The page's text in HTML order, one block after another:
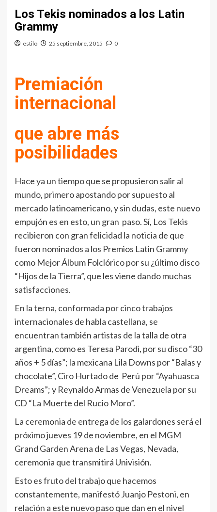
Los Tekis nominados a los Latin
Grammy
estilo 25 septiembre, 2015 0
Premiación
internacional
que abre más
posibilidades
Hace ya un tiempo que se propusieron salir al
mundo, primero apostando por supuesto al
mercado latinoamericano, y sin dudas, este nuevo
empujón es en esto, un gran paso. Sí, Los Tekis
recibieron con gran felicidad la noticia de que
fueron nominados a los Premios Latin Grammy
como Mejor Álbum Folclórico por su ¿último disco
“Hijos de la Tierra”, que les viene dando muchas
satisfacciones.
En la terna, conformada por cinco trabajos
internacionales de habla castellana, se
encuentran también artistas de la talla de otra
argentina, como es Teresa Parodi, por su disco “30
años + 5 días”; la mexicana Lila Downs por “Balas y
chocolate”, Ciro Hurtado de Perú por “Ayahuasca
Dreams”; y Reynaldo Armas de Venezuela por su
CD “La Muerte del Rucio Moro”.
La ceremonia de entrega de los galardones será el
próximo jueves 19 de noviembre, en el MGM
Grand Garden Arena de Las Vegas, Nevada,
ceremonia que transmitirá Univisión.
Esto es fruto del trabajo que hacemos
constantemente, manifestó Juanjo Pestoni, en
relación a este nuevo paso que dan en el nivel